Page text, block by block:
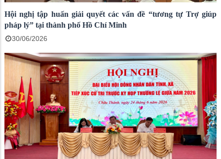
Hội nghị tập huấn giải quyết các vấn đề “tương tự Trợ giúp
pháp lý” tại thành phố Hồ Chí Minh
30/06/2026